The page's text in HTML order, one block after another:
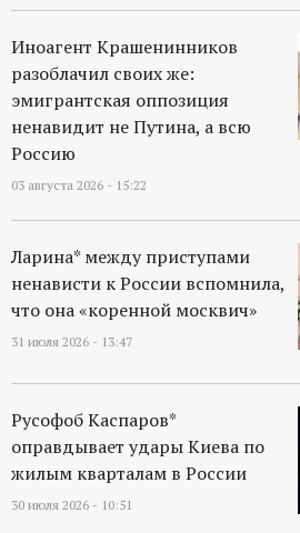
Иноагент Крашенинников
разоблачил своих же:
эмигрантская оппозиция
ненавидит не Путина, а всю
Россию
03 августа 2026 - 15:22
Ларина* между приступами
ненависти к России вспомнила,
что она «коренной москвич»
31 июля 2026 - 13:47
Русофоб Каспаров*
оправдывает удары Киева по
жилым кварталам в России
30 июля 2026 - 10:51